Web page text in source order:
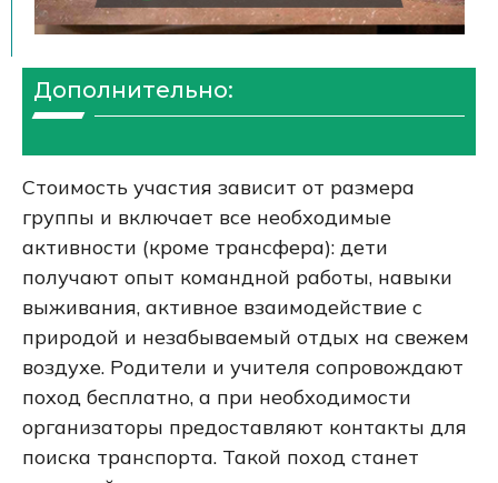
Дополнительно:
Стоимость участия зависит от размера
группы и включает все необходимые
активности (кроме трансфера): дети
получают опыт командной работы, навыки
выживания, активное взаимодействие с
природой и незабываемый отдых на свежем
воздухе. Родители и учителя сопровождают
поход бесплатно, а при необходимости
организаторы предоставляют контакты для
поиска транспорта. Такой поход станет